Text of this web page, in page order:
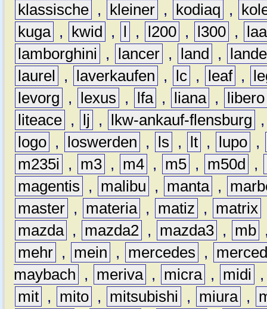
klassische , kleiner , kodiaq ,
kuga , kwid , l , l200 , l300 ,
lamborghini
, lancer , land ,
laurel
, laverkaufen , lc , leaf ,
levorg
, lexus , lfa , liana ,
libero
liteace , lj , lkw-ankauf-flensburg
logo , loswerden , ls , lt , lupo ,
m235i
, m3 , m4 , m5 , m50d ,
magentis
, malibu , manta ,
master , materia , matiz , matrix
mazda , mazda2 , mazda3 , mb
mehr , mein , mercedes ,
maybach
, meriva , micra , midi
mit , mito , mitsubishi , miura ,